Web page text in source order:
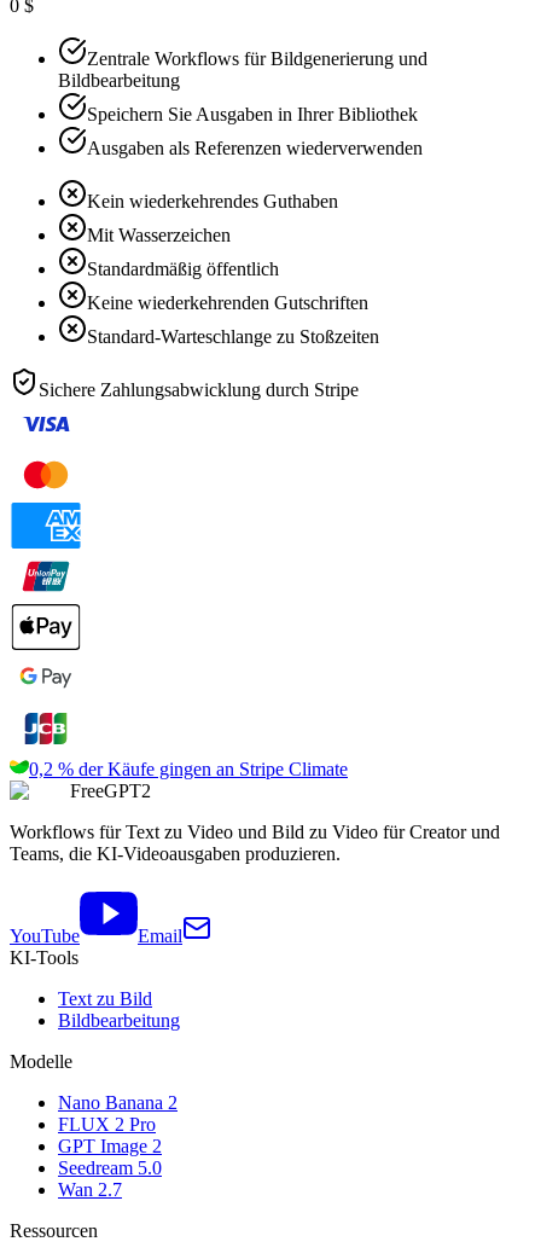
0 $
Zentrale Workflows für Bildgenerierung und
Bildbearbeitung
Speichern Sie Ausgaben in Ihrer Bibliothek
Ausgaben als Referenzen wiederverwenden
Kein wiederkehrendes Guthaben
Mit Wasserzeichen
Standardmäßig öffentlich
Keine wiederkehrenden Gutschriften
Standard-Warteschlange zu Stoßzeiten
Sichere Zahlungsabwicklung durch Stripe
0,2 % der Käufe gingen an Stripe Climate
FreeGPT2
Workflows für Text zu Video und Bild zu Video für Creator und
Teams, die KI-Videoausgaben produzieren.
YouTube
Email
KI-Tools
Text zu Bild
Bildbearbeitung
Modelle
Nano Banana 2
FLUX 2 Pro
GPT Image 2
Seedream 5.0
Wan 2.7
Ressourcen